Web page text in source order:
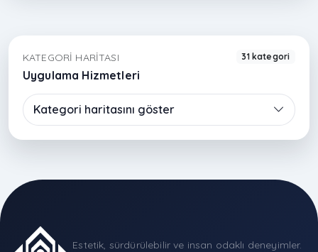
KATEGORI HARITASI
Uygulama Hizmetleri
31 kategori
Kategori haritasını göster
Estetik, sürdürülebilir ve insan odaklı deneyimler.